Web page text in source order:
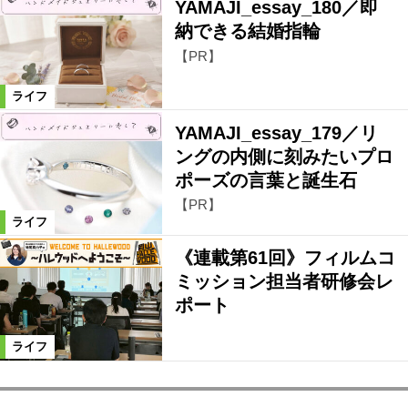
ライフ
YAMAJI_essay_180／即
納できる結婚指輪
【PR】
ライフ
YAMAJI_essay_179／リ
ングの内側に刻みたいプロ
ポーズの言葉と誕生石
【PR】
ライフ
《連載第61回》フィルムコ
ミッション担当者研修会レ
ポート